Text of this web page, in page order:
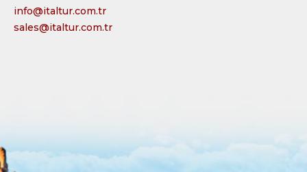
info@italtur.com.tr
sales@italtur.com.tr